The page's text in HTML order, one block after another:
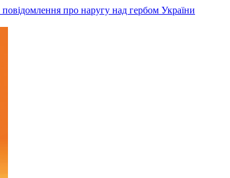
про наругу над гербом України